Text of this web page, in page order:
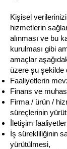
Kişisel
hizmetlerin
alınması ve bu
kurulması gibi
amaçlar
üzere şu şekilde
Faaliyetlerin
Finans ve
Firma / ürün /
süreçlerinin
İletişim
İş sürekliliğinin
yürütülmesi,